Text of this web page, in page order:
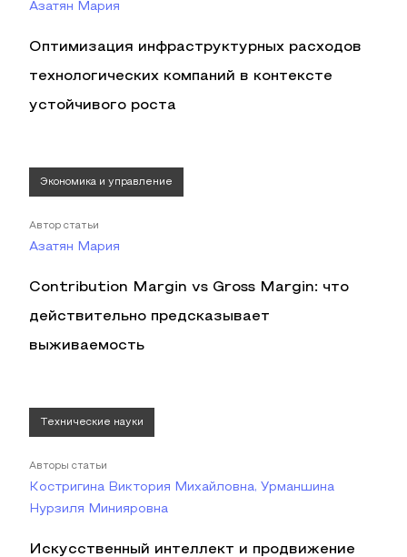
Азатян Мария
Оптимизация инфраструктурных расходов
технологических компаний в контексте
устойчивого роста
Экономика и управление
Автор статьи
Азатян Мария
Contribution Margin vs Gross Margin: что
действительно предсказывает
выживаемость
Технические науки
Авторы статьи
Костригина Виктория Михайловна, Урманшина
Нурзиля Минияровна
Искусственный интеллект и продвижение